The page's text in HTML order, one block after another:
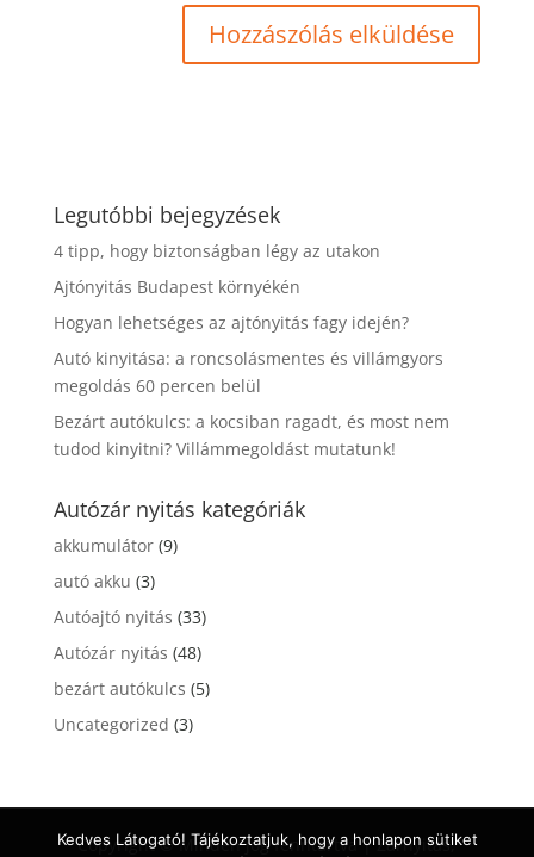
Legutóbbi bejegyzések
4 tipp, hogy biztonságban légy az utakon
Ajtónyitás Budapest környékén
Hogyan lehetséges az ajtónyitás fagy idején?
Autó kinyitása: a roncsolásmentes és villámgyors
megoldás 60 percen belül
Bezárt autókulcs: a kocsiban ragadt, és most nem
tudod kinyitni? Villámmegoldást mutatunk!
Autózár nyitás kategóriák
akkumulátor(9)
autó akku (3)
Autóajtó nyitás (33)
Autózár nyitás (48)
bezárt autókulcs (5)
Uncategorized (3)
Copyright © Minden jog fenntartva | Zárnyitás,
Kedves Látogató! Tájékoztatjuk, hogy a honlapon sütiket